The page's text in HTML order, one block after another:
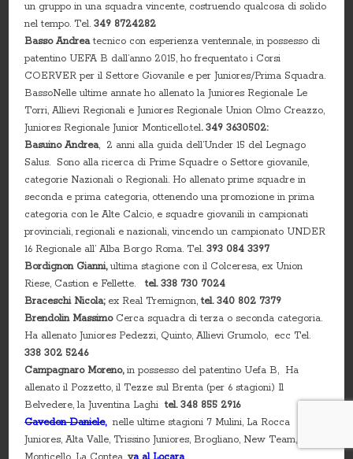
un gruppo in una squadra vincente, costruendo qualcosa di solido
nel tempo. Tel.349 8724282
Basso Andreatecnico con esperienza ventennale, in possesso di
patentino UEFA B dall’anno 2015, ho frequentato i Corsi
COERVER per il Settore Giovanile e per Juniores/Prima Squadra.
BassoNelle ultime annate ho allenato la Juniores Regionale Le
Torri, Allievi Regionali e Juniores Regionale Union Olmo Creazzo,
Juniores Regionale Junior Monticello.tel. 349 3630502:
Basuino Andrea, 2 anni alla guida dell’Under 15 del Legnago
Salus. Sono alla ricerca di Prime Squadre o Settore giovanile,
categorie Nazionali o Regionali. Ho allenato prime squadre in
seconda e prima categoria, ottenendo una promozione in prima
categoria con le Alte Calcio, e squadre giovanili in campionati
provinciali, regionali e nazionali, vincendo un campionato UNDER
16 Regionale all’ Alba Borgo Roma. Tel.393 084 3397
Bordignon Gianni,ultima stagione con il Colceresa, ex Union
Riese, Castion e Fellette.
tel. 338 730 7024
Braceschi Nicola; ex Real Tremignon, tel. 340 802 7379
Brendolin Massimo Cerca squadra di terza o seconda categoria.
Ha allenato Juniores Pedezzi, Quinto, Allievi Grumolo, ecc Tel.
338 302 5246
Campagnaro Moreno,in possesso del patentino Uefa B, Ha
allenato il Pozzetto, il Tezze sul Brenta (per 6 stagioni) Il
Belvedere, la Juventina Laghi tel. 348 855 2916
Cavedon Daniele, nelle ultime stagioni 7 Mulini, La Rocca
Juniores, Alta Valle, Trissino Juniores, Brogliano, New Team, Junior